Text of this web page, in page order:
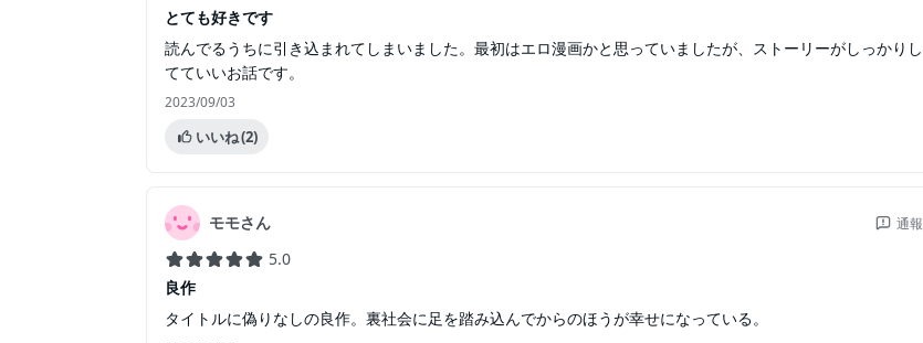
とても好きです
読んでるうちに引き込まれてしまいました。最初はエロ漫画かと思っていましたが、ストーリーがしっかりし
てていいお話です。
2023/09/03
いいね(2)
モモさん 通報
5.0
良作
タイトルに偽りなしの良作。裏社会に足を踏み込んでからのほうが幸せになっている。